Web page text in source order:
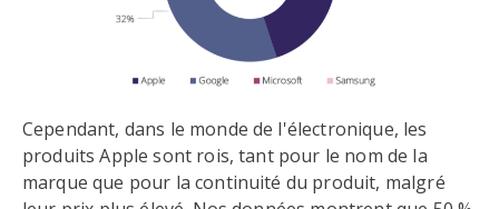
Cependant, dans le monde de l'électronique, les
produits Apple sont rois, tant pour le nom de la
marque que pour la continuité du produit, malgré